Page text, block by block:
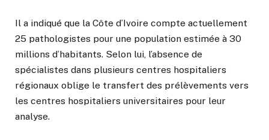
Il a indiqué que la Côte d’Ivoire compte actuellement
25 pathologistes pour une population estimée à 30
millions d’habitants. Selon lui, l’absence de
spécialistes dans plusieurs centres hospitaliers
régionaux oblige le transfert des prélèvements vers
les centres hospitaliers universitaires pour leur
analyse.